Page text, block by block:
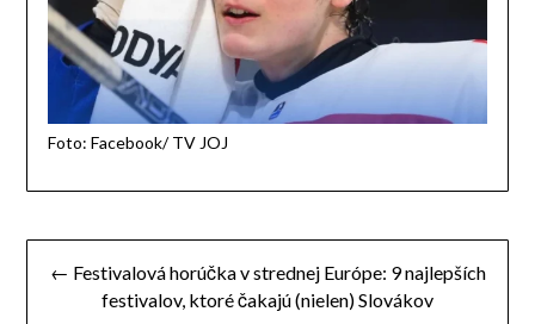
7. Keby si si mohol vybrať
akúkoľvek super schopnosť –
okrem chytania pukov – čo by to
bolo a prečo?
redakcie Magazínu Pre Teba Ti blahoželáme a prajeme veľa
úspechov na ľade a aj v súkromnom živote.